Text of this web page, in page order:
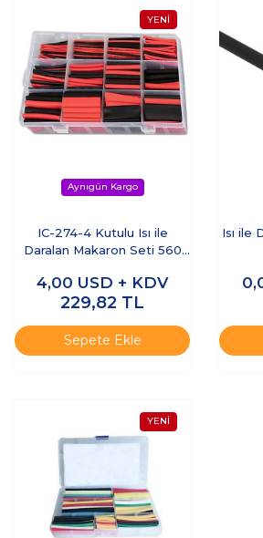
IC-274-4 Kutulu Isı ile
Daralan Makaron Seti 560
4,00 USD + KDV
229,82 TL
Sepete Ekle
Isı ile